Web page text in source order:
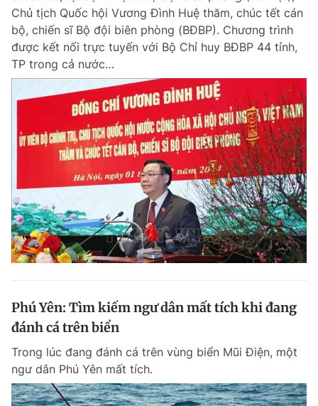
Chủ tịch Quốc hội Vương Đình Huệ thăm, chúc tết cán
bộ, chiến sĩ Bộ đội biên phòng (BĐBP). Chương trình
được kết nối trực tuyến với Bộ Chỉ huy BĐBP 44 tỉnh,
TP trong cả nước…
Phú Yên: Tìm kiếm ngư dân mất tích khi đang
đánh cá trên biển
Trong lúc đang đánh cá trên vùng biển Mũi Điện, một
ngư dân Phú Yên mất tích.